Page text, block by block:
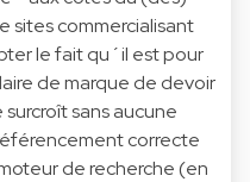
sites commercialisant
le fait qu´il est pour
de marque de devoir
sans aucune
correcte
de recherche (en